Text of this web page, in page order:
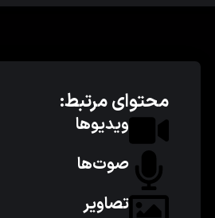
محتوای مرتبط:
ویدیوها
صوت‌ها
تصاویر